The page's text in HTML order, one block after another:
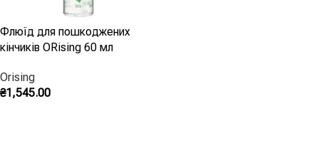
Флюїд для пошкоджених
кінчиків ORising 60 мл
Orising
₴1,545.00